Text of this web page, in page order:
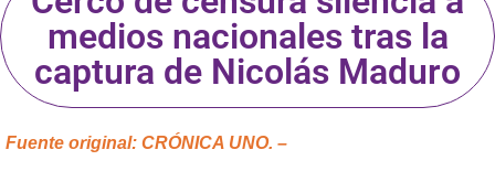
medios nacionales tras la
captura de Nicolás Maduro
Fuente original: CRÓNICA UNO. –